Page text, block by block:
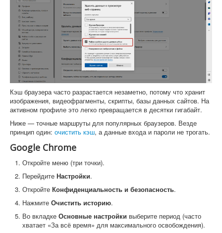
Кэш браузера часто разрастается незаметно, потому что хранит
изображения, видеофрагменты, скрипты, базы данных сайтов. На
активном профиле это легко превращается в десятки гигабайт.
Ниже — точные маршруты для популярных браузеров. Везде
принцип один: очистить кэш, а данные входа и пароли не трогать.
Google Chrome
Откройте меню (три точки).
Перейдите Настройки.
Откройте Конфиденциальность и безопасность.
Нажмите Очистить историю.
Во вкладке Основные настройки выберите период (часто
хватает «За всё время» для максимального освобождения).